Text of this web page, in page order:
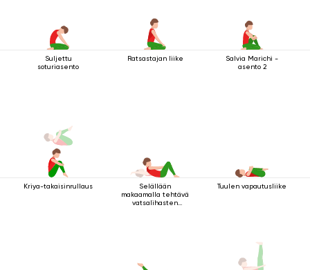
Suljettu
soturiasento
Ratsastajan liike
Salvia Marichi -
asento 2
Kriya-takaisinrullaus
Selällään
makaamalla tehtävä
vatsalihasten
Tuulen vapautusliike